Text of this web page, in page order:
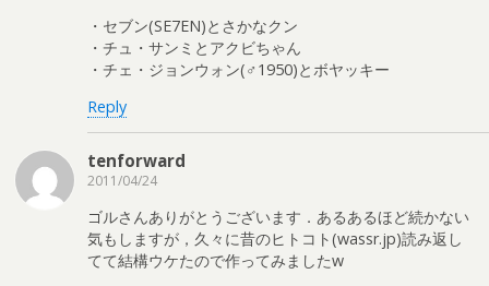
・セブン(SE7EN)とさかなクン
・チュ・サンミとアクビちゃん
・チェ・ジョンウォン(♂1950)とボヤッキー
Reply
tenforward
2011/04/24
ゴルさんありがとうございます．あるあるほど続かない
気もしますが，久々に昔のヒトコト(wassr.jp)読み返し
てて結構ウケたので作ってみましたw